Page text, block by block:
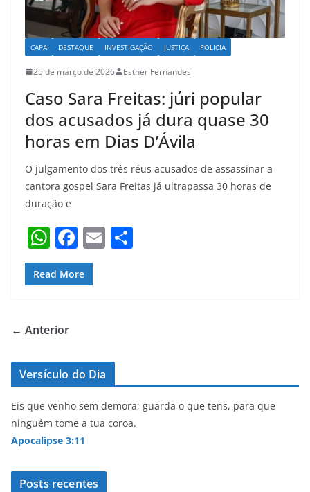
CAPA DESTAQUE INVESTIGAÇÃO JUSTIÇA POLICIA
25 de março de 2026 Esther Fernandes
Caso Sara Freitas: júri popular
dos acusados já dura quase 30
horas em Dias D’Ávila
O julgamento dos três réus acusados de assassinar a
cantora gospel Sara Freitas já ultrapassa 30 horas de
duração e
W
h
at
A
p
F
a
c
o
k
E
m
Read More
← Anterior
Versículo do Dia
Eis que venho sem demora; guarda o que tens, para que
ninguém tome a tua coroa.
Apocalipse 3:11
Posts recentes